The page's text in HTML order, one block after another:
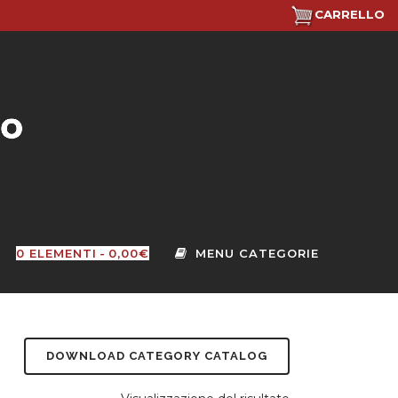
CARRELLO
0 ELEMENTI 0,00€
DOWNLOAD CATEGORY CATALOG